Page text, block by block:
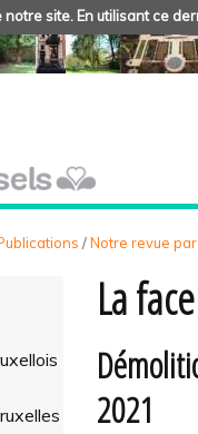
site. En utilisant ce
/Notre revue
La
2021